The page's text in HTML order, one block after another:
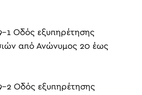
1 Οδός εξυπηρέτησης
από Ανώνυμος 20 έως
2 Οδός εξυπηρέτησης